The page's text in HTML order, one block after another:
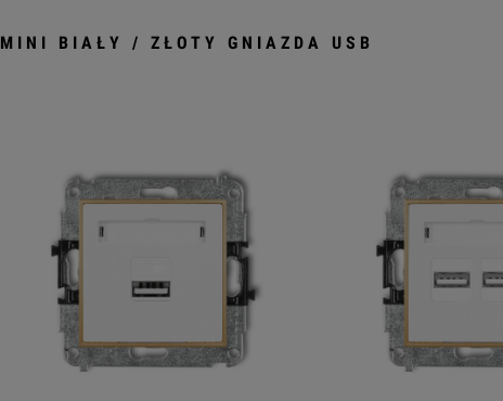
MINI BIAŁY / ZŁOTY GNIAZDA USB